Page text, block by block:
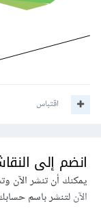
اقتباس
انضم إلى
يمكنك أن تنشر الآن
الآنلتنشر باسم